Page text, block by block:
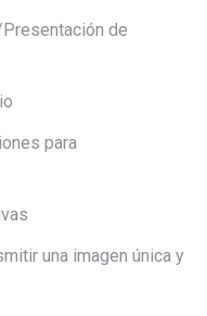
de
para
una imagen única y